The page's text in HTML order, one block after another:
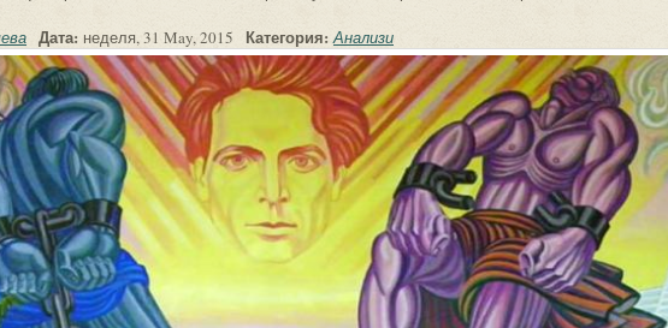
Дата: неделя, 31 May, 2015 Категория:Анализи